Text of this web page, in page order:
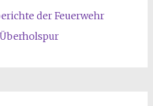
der Feuerwehr